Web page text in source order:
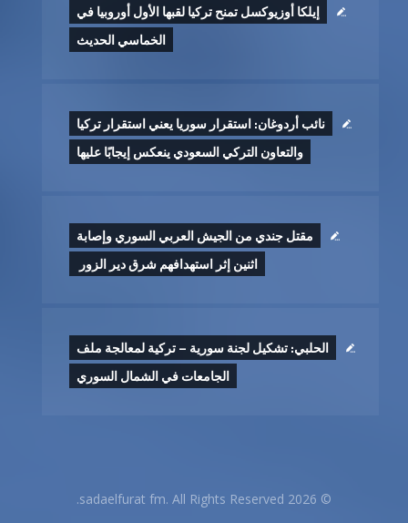
إيلكا أوزيوكسل تمنح تركيا لقبها الأول أوروبيا في
الخماسي الحديث
نائب أردوغان: استقرار سوريا يعني استقرار تركيا
والتعاون التركي السعودي ينعكس إيجابًا عليها
مقتل جندي من الجيش العربي السوري وإصابة
اثنين إثر ‏استهدافهم شرق دير الزور ‏
الحلبي: تشكيل لجنة سورية – تركية لمعالجة ملف
الجامعات في الشمال السوري
© 2026 sadaelfurat fm. All Rights Reserved.